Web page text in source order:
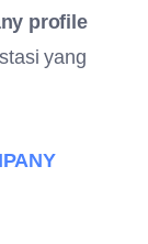
profile
yang